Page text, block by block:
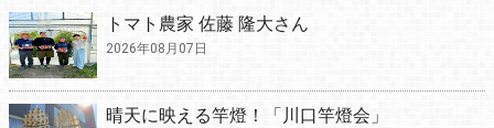
トマト農家 佐藤 隆大さん
2026年08月07日
晴天に映える竿燈！「川口竿燈会」